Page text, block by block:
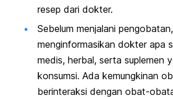
resep dari dokter.
Sebelum menjalani
menginformasikan dokter apa
medis, herbal, serta suplemen
konsumsi. Ada kemungkinan
berinteraksi dengan obat-